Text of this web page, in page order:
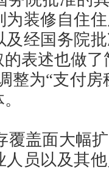
为装修自住
及经国务院
表述也做
整为“支付
覆盖面大幅
人员以及其